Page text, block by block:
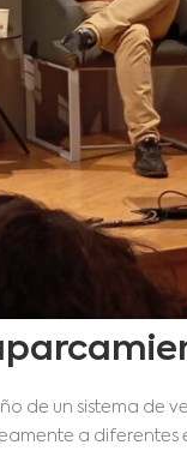
de un sistema de
a diferentes